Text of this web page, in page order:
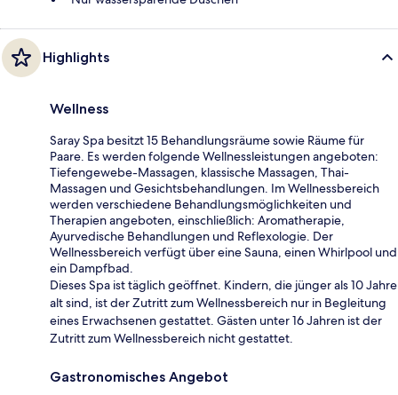
Highlights
Wellness
Saray Spa besitzt 15 Behandlungsräume sowie Räume für
Paare. Es werden folgende Wellnessleistungen angeboten:
Tiefengewebe-Massagen, klassische Massagen, Thai-
Massagen und Gesichtsbehandlungen. Im Wellnessbereich
werden verschiedene Behandlungsmöglichkeiten und
Therapien angeboten, einschließlich: Aromatherapie,
Ayurvedische Behandlungen und Reflexologie. Der
Wellnessbereich verfügt über eine Sauna, einen Whirlpool und
ein Dampfbad.
Dieses Spa ist täglich geöffnet. Kindern, die jünger als 10 Jahre
alt sind, ist der Zutritt zum Wellnessbereich nur in Begleitung
eines Erwachsenen gestattet. Gästen unter 16 Jahren ist der
Zutritt zum Wellnessbereich nicht gestattet.
Gastronomisches Angebot